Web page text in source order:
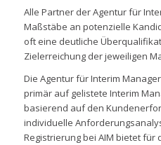
Alle Partner der Agentur für
Maßstäbe an potenzielle
oft eine deutliche
Zielerreichung der jeweiligen
Die Agentur für Interim
primär auf gelistete Interim
basierend auf den
individuelle
Registrierung bei AIM bietet für